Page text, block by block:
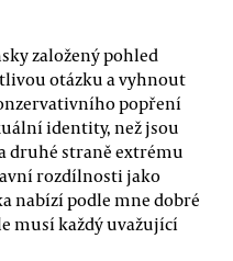
založený pohled
otázku a vyhnout
popření
identity, než jsou
druhé straně extrému
rozdílnosti jako
nabízí podle mne dobré
musí každý uvažující